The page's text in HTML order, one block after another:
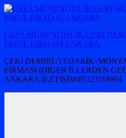
İçeriğe
atla
USTA MÜHENDİSLİK/ÇEKİ
PROJE FİRMASI ANKARA
ÇEKİ DEMİRİ /TEDARİK /
FİRMASI (DİGER İLLERDEN
ANKARA:İLETİŞİM:05323118894